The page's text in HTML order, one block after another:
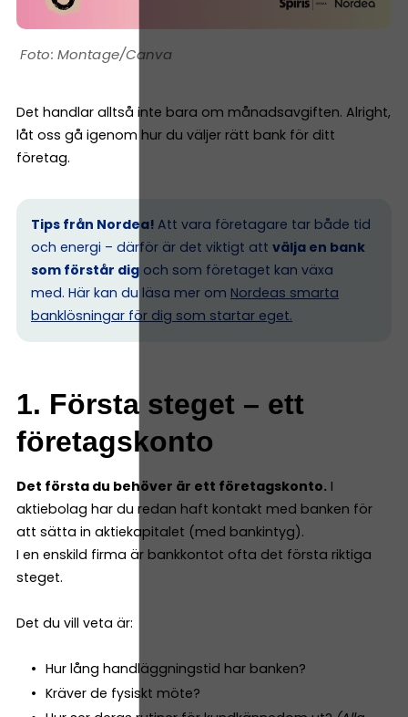
Montage/Canva
Det handlar alltså inte bara om månadsavgiften. Alright,
låt oss gå igenom hur du väljer rätt bank för ditt
företag.
Tips från Nordea! Att vara företagare tar både tid
och energi – därför är det viktigt att välja en bank
som förstår dig och som företaget kan växa
med. Här kan du läsa mer om Nordeas smarta
banklösningar för dig som startar eget.
1. Första steget – ett
företagskonto
Det första du behöver är ett företagskonto. I
aktiebolag har du redan haft kontakt med banken för
att sätta in aktiekapitalet (med bankintyg).
I en enskild firma är bankkontot ofta det första riktiga
steget.
Det du vill veta är:
Hur lång handläggningstid har banken?
Kräver de fysiskt möte?